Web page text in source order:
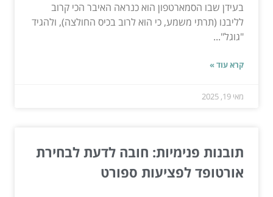
בעידן שבו הסמארטפון הוא כנראה האיבר הכי קרוב
לליבנו (תרתי משמע, כי הוא לרוב בכיס החולצה), ולהגיד
"גוגל"...
קרא עוד »
מאי 19, 2025
תובנות פנימיות: חובה לדעת לבחירת
אורטופד לפציעות ספורט